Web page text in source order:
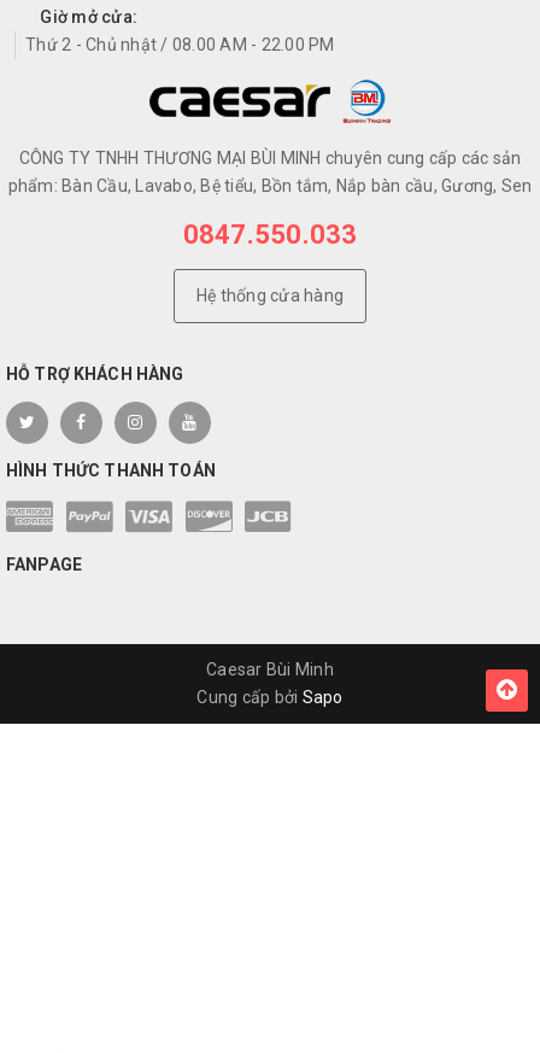
Giờ mở cửa:
Thứ 2 - Chủ nhật / 08.00 AM - 22.00 PM
CÔNG TY TNHH THƯƠNG MẠI BÙI MINH chuyên cung cấp các sản
phẩm: Bàn Cầu, Lavabo, Bệ tiểu, Bồn tắm, Nắp bàn cầu, Gương, Sen
0847.550.033
Hệ thống cửa hàng
HỖ TRỢ KHÁCH HÀNG
HÌNH THỨC THANH TOÁN
FANPAGE
Caesar Bùi Minh
Cung cấp bởi Sapo